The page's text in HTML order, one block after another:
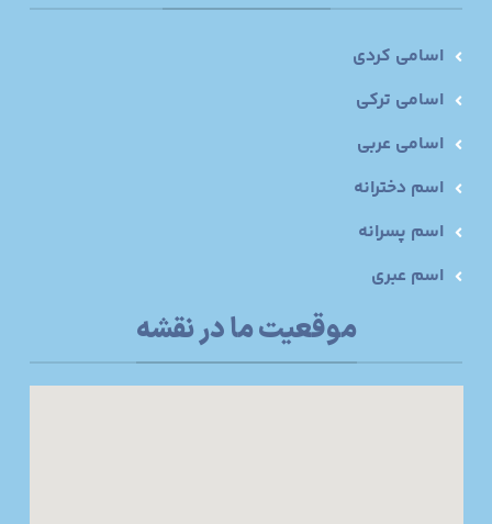
اسامی کردی
اسامی ترکی
اسامی عربی
اسم دخترانه
اسم پسرانه
اسم عبری
موقعیت ما در نقشه